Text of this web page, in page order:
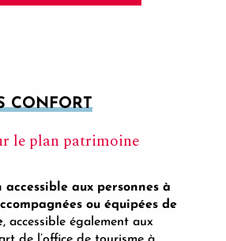
CONFORT
le plan patrimoine
aux personnes à
ou équipées de
, accessible également aux